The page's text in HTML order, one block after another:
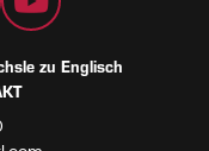
zu Englisch